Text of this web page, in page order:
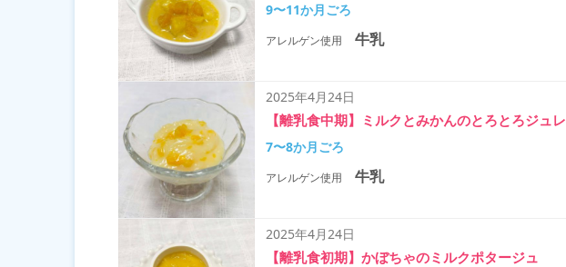
9〜11か月ごろ
アレルゲン使用 牛乳
2025年4月24日
【離乳食中期】ミルクとみかんのとろとろジュレ
7〜8か月ごろ
アレルゲン使用 牛乳
2025年4月24日
【離乳食初期】かぼちゃのミルクポタージュ